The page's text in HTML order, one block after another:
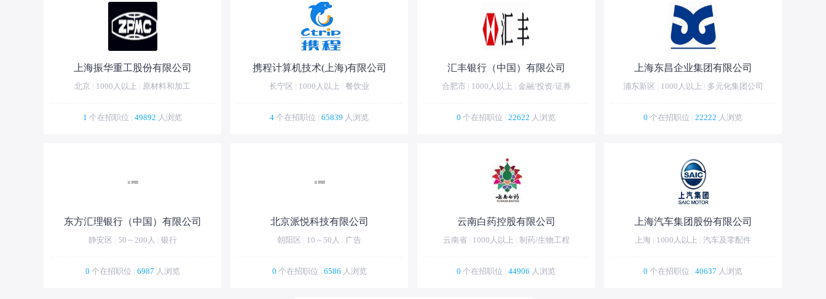
上海振华重工股份有限公司
北京 1000人以上 原材料和加工
1 个在招职位 49892 人浏览
携程计算机技术(上海)有限公司
长宁区 1000人以上 餐饮业
4 个在招职位 65839 人浏览
汇丰银行（中国）有限公司
合肥市 1000人以上 金融/投资/证券
0 个在招职位 22622 人浏览
上海东昌企业集团有限公司
浦东新区 1000人以上 多元化集团公司
0 个在招职位 22222 人浏览
东方汇理银行（中国）有限公司
静安区 50～200人 银行
0 个在招职位 6987 人浏览
北京派悦科技有限公司
朝阳区 10～50人 广告
0 个在招职位 6586 人浏览
云南白药控股有限公司
云南省 1000人以上 制药/生物工程
0 个在招职位 44906 人浏览
上海汽车集团股份有限公司
上海 1000人以上 汽车及零配件
0 个在招职位 40637 人浏览